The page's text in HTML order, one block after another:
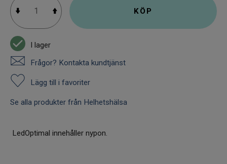
KÖP
I lager
Frågor? Kontakta kundtjänst
Lägg till i favoriter
Se alla produkter från Helhetshälsa
LedOptimal innehåller nypon.